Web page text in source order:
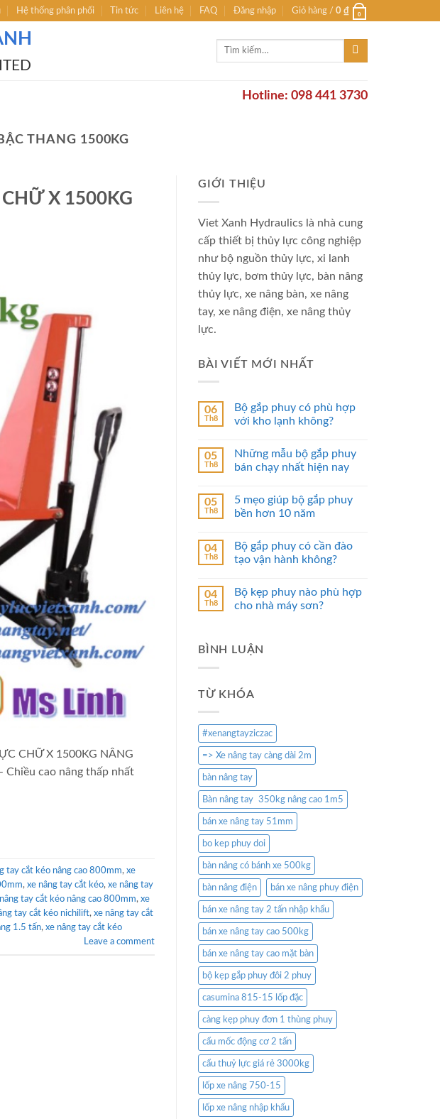
Hệ thống phân phối Tin tức Liên hệ FAQ Đăng nhập Giỏ hàng / 0 ₫ 0
Tìm
Hotline: 098 441 3730
THANG 1500KG
X 1500KG
CHỮ X 1500KG NÂNG
Chiều cao nâng thấp nhất
tay cắt kéo nâng cao 800mm, xe
, xe nâng tay cắt kéo, xe nâng tay
tay cắt kéo nâng cao 800mm, xe
tay cắt kéo nichilift, xe nâng tay cắt
1.5 tấn, xe nâng tay cắt kéo
Leave a comment
GIỚI THIỆU
Viet Xanh Hydraulics là nhà cung
cấp thiết bị thủy lực công nghiệp
như bộ nguồn thủy lực, xi lanh
thủy lực, bơm thủy lực, bàn nâng
thủy lực, xe nâng bàn, xe nâng
tay, xe nâng điện, xe nâng thủy
lực.
BÀI VIẾT MỚI NHẤT
06
Th8
Bộ gắp phuy có phù hợp
với kho lạnh không?
05
Th8
Những mẫu bộ gắp phuy
bán chạy nhất hiện nay
05
Th8
5 mẹo giúp bộ gắp phuy
bền hơn 10 năm
04
Th8
Bộ gắp phuy có cần đào
tạo vận hành không?
04
Th8
Bộ kẹp phuy nào phù hợp
cho nhà máy sơn?
BÌNH LUẬN
TỪ KHÓA
#xenangtayziczac
=> Xe nâng tay càng dài 2m
bàn nâng tay
Bàn nâng tay 350kg nâng cao 1m5
bán xe nâng tay 51mm
bo kep phuy doi
bàn nâng có bánh xe 500kg
bàn nâng điện bán xe nâng phuy điện
bán xe nâng tay 2 tấn nhập khẩu
bán xe nâng tay cao 500kg
bán xe nâng tay cao mặt bàn
bộ kẹp gắp phuy đôi 2 phuy
casumina 815-15 lốp đặc
càng kẹp phuy đơn 1 thùng phuy
cẩu mốc động cơ 2 tấn
cẩu thuỷ lực giá rẻ 3000kg
lốp xe nâng 750-15
lốp xe nâng nhập khẩu